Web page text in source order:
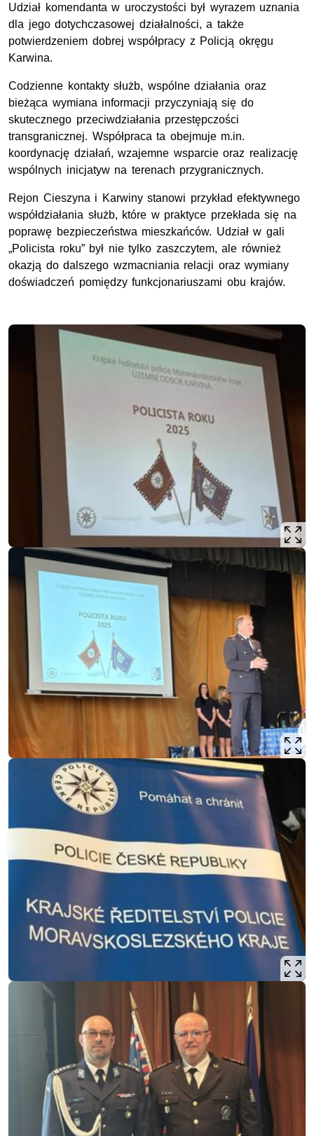
Udział komendanta w uroczystości był wyrazem uznania
dla jego dotychczasowej działalności, a także
potwierdzeniem dobrej współpracy z Policją okręgu
Karwina.
Codzienne kontakty służb, wspólne działania oraz
bieżąca wymiana informacji przyczyniają się do
skutecznego przeciwdziałania przestępczości
transgranicznej. Współpraca ta obejmuje m.in.
koordynację działań, wzajemne wsparcie oraz realizację
wspólnych inicjatyw na terenach przygranicznych.
Rejon Cieszyna i Karwiny stanowi przykład efektywnego
współdziałania służb, które w praktyce przekłada się na
poprawę bezpieczeństwa mieszkańców. Udział w gali
„Policista roku” był nie tylko zaszczytem, ale również
okazją do dalszego wzmacniania relacji oraz wymiany
doświadczeń pomiędzy funkcjonariuszami obu krajów.